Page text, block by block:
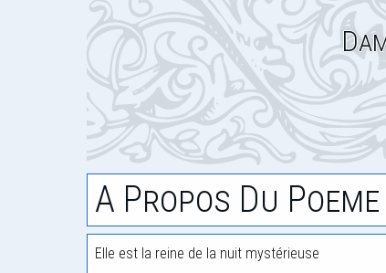
A Propos Du Poeme
Elle est la reine de la nuit mystérieuse